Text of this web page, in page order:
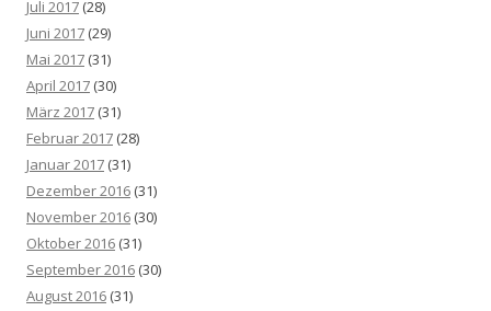
Juli 2017 (28)
Juni 2017 (29)
Mai 2017 (31)
April 2017 (30)
März 2017 (31)
Februar 2017 (28)
Januar 2017 (31)
Dezember 2016 (31)
November 2016 (30)
Oktober 2016 (31)
September 2016 (30)
August 2016 (31)